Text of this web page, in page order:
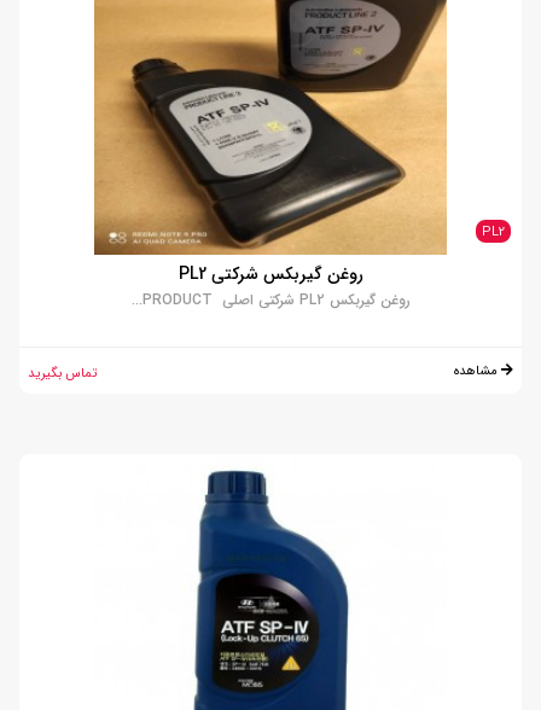
PL2
روغن گیربکس شرکتی PL2
روغن گیربکس PL2 شرکتی اصلی PRODUCT...
مشاهده تماس بگیرید